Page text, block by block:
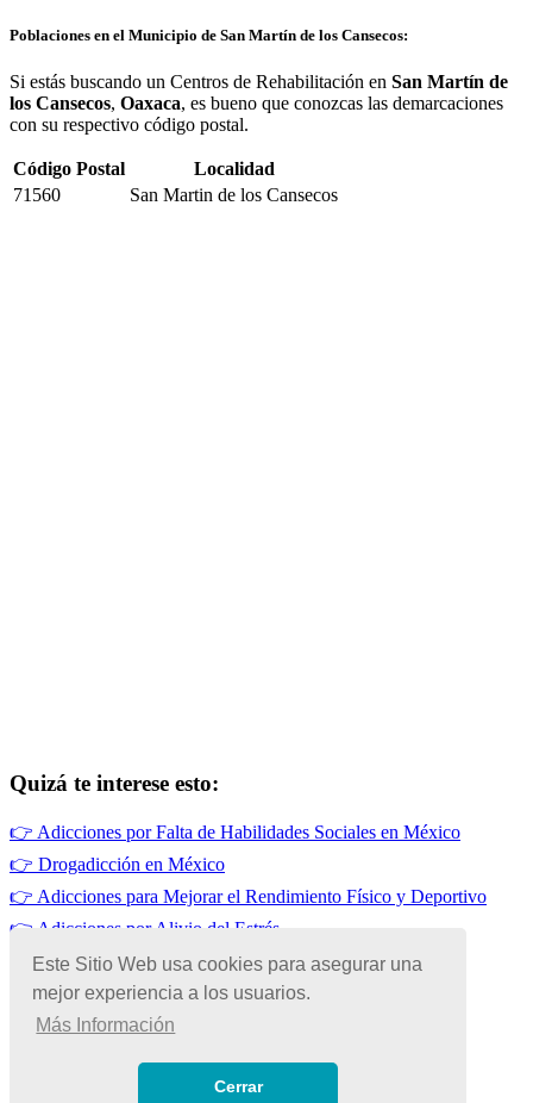
Este Sitio Web usa cookies para asegurar una
mejor experiencia a los usuarios.
Más Información
Cerrar
Poblaciones en el Municipio de San Martín de los Cansecos:
Si estás buscando un Centros de Rehabilitación en San Martín de
los Cansecos, Oaxaca, es bueno que conozcas las demarcaciones
con su respectivo código postal.
Código Postal
Localidad
71560
San Martin de los Cansecos
Quizá te interese esto:
👉 Adicciones por Falta de Habilidades Sociales en México
👉 Drogadicción en México
👉 Adicciones para Mejorar el Rendimiento Físico y Deportivo
👉 Adicciones por Alivio del Estrés
👉Adicciones por Baja Autoestima
👉Adicciones por Curiosidad en México
© Copyright 2026 | Todos los Derechos Reservados